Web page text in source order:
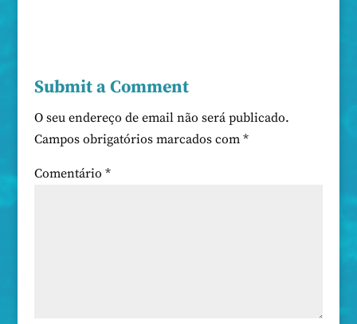
Submit a Comment
O seu endereço de email não será publicado.
Campos obrigatórios marcados com *
Comentário *